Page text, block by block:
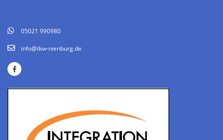
05021 990980
info@tkw-nienburg.de